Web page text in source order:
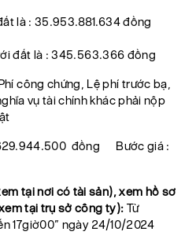
là : 35.953.881.634 đồng
đất là : 345.563.366 đồng
công chứng, Lệ phí trước bạ,
vụ tài chính khác phải nộp
đồng Bước giá :
tại nơi có tài sản), xem hồ sơ
tại trụ sở công ty): Từ
17giờ00” ngày 24/10/2024